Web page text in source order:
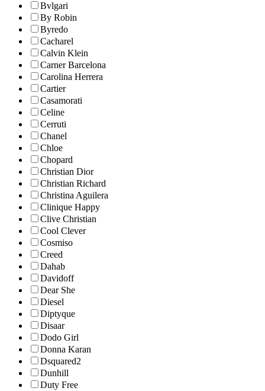
Bvlgari
By Robin
Byredo
Cacharel
Calvin Klein
Carner Barcelona
Carolina Herrera
Cartier
Casamorati
Celine
Cerruti
Chanel
Chloe
Chopard
Christian Dior
Christian Richard
Christina Aguilera
Clinique Happy
Clive Christian
Cool Clever
Cosmiso
Creed
Dahab
Davidoff
Dear She
Diesel
Diptyque
Disaar
Dodo Girl
Donna Karan
Dsquared2
Dunhill
Duty Free